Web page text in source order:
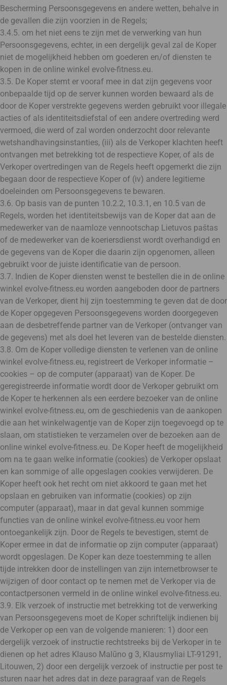
Bescherming Persoonsgegevens en andere wetten, behalve in
de gevallen die zijn voorzien in de Regels;
3.4.5. om het niet eens te zijn met de verwerking van hun
Persoonsgegevens, echter, in een dergelijk geval zal de Koper
niet de mogelijkheid hebben om goederen en/of diensten te
kopen in de online winkel evolve-fitness.eu.
3.5. De Koper stemt er vooraf mee in dat zijn gegevens voor
onbepaalde tijd op de server kunnen worden bewaard als de
door de Koper verstrekte gegevens werden gebruikt voor illegale
acties of als identiteitsdiefstal of een andere overtreding werd
vermoed, die werd of zal worden onderzocht door relevante
wetshandhavingsinstanties, (iii) als de Verkoper klachten heeft
ontvangen met betrekking tot de respectieve Koper, of als de
Verkoper overtredingen van de Regels heeft opgemerkt die zijn
begaan door de respectieve Koper of (iv) andere legitieme
doeleinden om Persoonsgegevens te bewaren.
3.6. Op basis van de punten 10.2.2, 10.3.1, en 10.5 van de
Regels, worden het identiteitsbewijs van de Koper dat aan de
medewerker van de naamloze vennootschap Lietuvos paštas
of de medewerker van de koeriersdienst wordt overhandigd en
de gegevens van de Koper die daarin zijn opgenomen, alleen
gebruikt voor de juiste identificatie van de persoon.
3.7. Indien de Koper diensten wenst te bestellen die in de online
winkel evolve-fitness.eu worden aangeboden door de partners
van de Verkoper, dient hij zijn toestemming te geven dat de door
de Koper opgegeven Persoonsgegevens worden doorgegeven
aan de desbetreffende partner van de Verkoper (ontvanger van
de gegevens) met als doel het leveren van de bestelde diensten.
3.8. Om de Koper volledige diensten te verlenen van de online
winkel evolve-fitness.eu, registreert de Verkoper informatie –
cookies – op de computer (apparaat) van de Koper. De
geregistreerde informatie wordt door de Verkoper gebruikt om
de Koper te herkennen als een eerdere bezoeker van de online
winkel evolve-fitness.eu, om de geschiedenis van de aankopen
die aan het winkelwagentje van de Koper zijn toegevoegd op te
slaan, om statistieken te verzamelen over de bezoeken aan de
online winkel evolve-fitness.eu. De Koper heeft de mogelijkheid
om na te gaan welke informatie (cookies) de Verkoper opslaat
en kan sommige of alle opgeslagen cookies verwijderen. De
Koper heeft ook het recht om niet akkoord te gaan met het
opslaan en gebruiken van informatie (cookies) op zijn
computer (apparaat), maar in dat geval kunnen sommige
functies van de online winkel evolve-fitness.eu voor hem
ontoegankelijk zijn. Door de Regels te bevestigen, stemt de
Koper ermee in dat de informatie op zijn computer (apparaat)
wordt opgeslagen. De Koper kan deze toestemming te allen
tijde intrekken door de instellingen van zijn internetbrowser te
wijzigen of door contact op te nemen met de Verkoper via de
contactpersonen vermeld in de online winkel evolve-fitness.eu.
3.9. Elk verzoek of instructie met betrekking tot de verwerking
van Persoonsgegevens moet de Koper schriftelijk indienen bij
de Verkoper op een van de volgende manieren: 1) door een
dergelijk verzoek of instructie rechtstreeks bij de Verkoper in te
dienen op het adres Klauso Malūno g 3, Klausmyliai LT-91291,
Litouwen, 2) door een dergelijk verzoek of instructie per post te
sturen naar het adres dat in deze paragraaf van de Regels